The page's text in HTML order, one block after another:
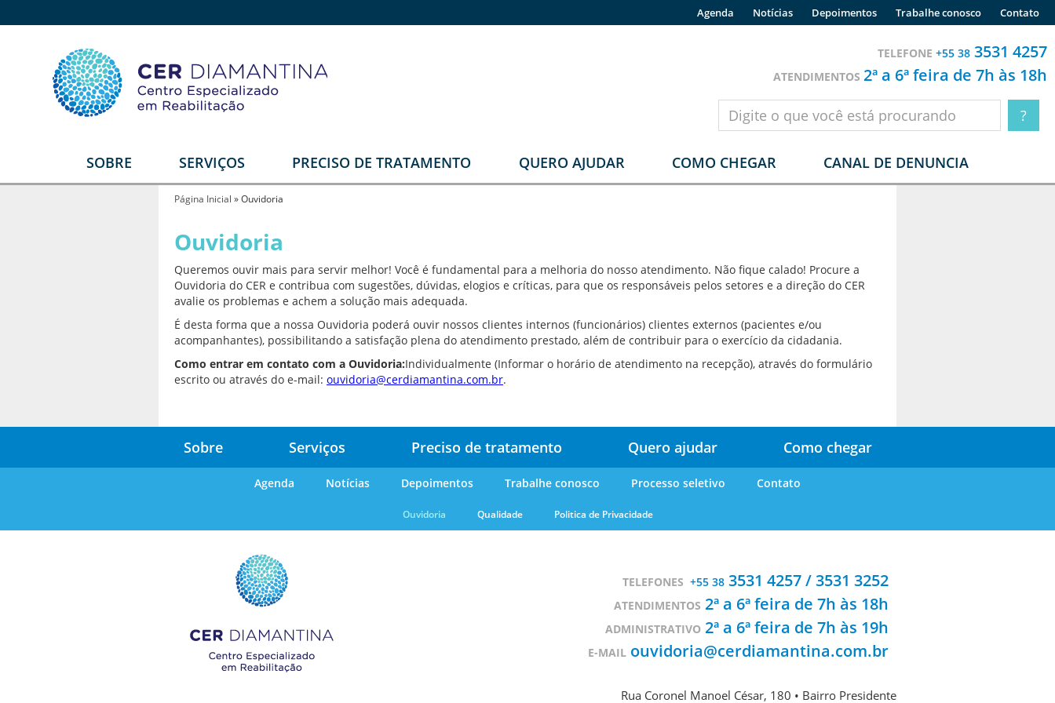
Agenda Notícias Depoimentos Trabalhe conosco Contato
TELEFONE +55 38 3531 4257
ATENDIMENTOS 2ª a 6ª feira de 7h às 18h
SOBRE
Video institucional
SERVIÇOS
Reabilitação Física
Reabilitação Intelectual
Reabilitação Visual
Serviços Diferenciais
Reabilitação
Urológica
de
feridas
Botulínica
Pediasuit
Esporte-
Odontologia
Órtese e Prótese
PRECISO DE TRATAMENTO QUERO AJUDAR COMO CHEGAR CANAL DE DENUNCIA
Página Inicial »Ouvidoria
Ouvidoria
Queremos ouvir mais para servir melhor! Você é fundamental para a melhoria do nosso atendimento. Não fique calado! Procure a
Ouvidoria do CER e contribua com sugestões, dúvidas, elogios e críticas, para que os responsáveis pelos setores e a direção do CER
avalie os problemas e achem a solução mais adequada.
É desta forma que a nossa Ouvidoria poderá ouvir nossos clientes internos (funcionários) clientes externos (pacientes e/ou
acompanhantes), possibilitando a satisfação plena do atendimento prestado, além de contribuir para o exercício da cidadania.
Como entrar em contato com a Ouvidoria:Individualmente (Informar o horário de atendimento na recepção), através do formulário
escrito ou através do e-mail: ouvidoria@cerdiamantina.com.br.
Sobre Serviços Preciso de tratamento Quero ajudar Como chegar
Agenda Notícias Depoimentos Trabalhe conosco Processo seletivo Contato
Ouvidoria Qualidade Politica de Privacidade
TELEFONES +55 38 3531 4257 / 3531 3252
ATENDIMENTOS 2ª a 6ª feira de 7h às 18h
ADMINISTRATIVO 2ª a 6ª feira de 7h às 19h
E-MAIL ouvidoria@cerdiamantina.com.br
Rua Coronel Manoel César, 180 • Bairro Presidente